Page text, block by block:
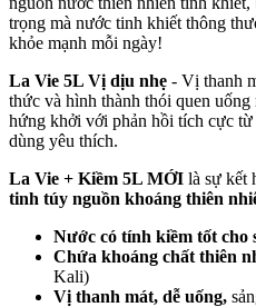
trọng mà nước tinh khiết thông
khỏe mạnh mỗi ngày!
La Vie 5L Vị dịu nhẹ - Vị thanh
thức và hình thành thói quen
hứng khởi với phản hồi tích cực
dùng yêu thích.
La Vie + Kiềm 5L MỚI là sự kết
tinh túy nguồn khoáng thiên
Nước có tính kiềm tốt cho
Chứa khoáng chất thiên
Kali)
Vị thanh mát, dễ uống,